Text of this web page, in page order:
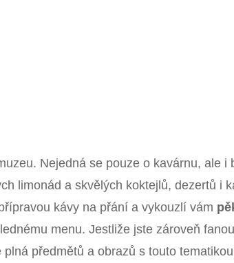
Nejedná se pouze o kavárnu, ale i
limonád a skvělých koktejlů, dezertů i
kávy na přání a vykouzlí vám
menu. Jestliže jste zároveň
předmětů a obrazů s touto